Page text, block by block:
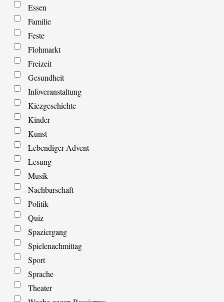
Essen
Familie
Feste
Flohmarkt
Freizeit
Gesundheit
Infoveranstaltung
Kiezgeschichte
Kinder
Kunst
Lebendiger Advent
Lesung
Musik
Nachbarschaft
Politik
Quiz
Spaziergang
Spielenachmittag
Sport
Sprache
Theater